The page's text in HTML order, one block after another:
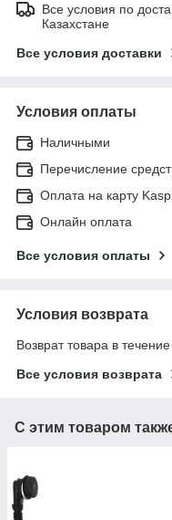
Все условия по
Казахстане
Все условия доставки
Условия оплаты
Наличными
Перечисление
Оплата на карту
Онлайн оплата
Все условия оплаты
Условия возврата
Возврат товара в
Все условия возврата
С этим товаром